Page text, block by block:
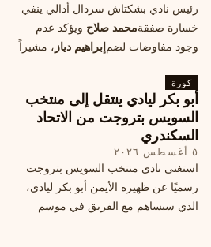
رئيس نادي بشكتاش سردال أدالي ينفي
خسارة صفقةمحمد صلاح ويؤكد عدم
وجود مفاوضات لضمإبراهيم دياز ، مشيراً
محتملة أخرى.
كورة
أبو بكر ليادي ينتقل إلى منتخب
السويس بتروجت من الاتحاد
السكندري
٥ أغسطس ٢٠٢٦
استغنى نادي منتخب السويس بتروجت
رسميًا عن ظهيره الأيمن أبو بكر ليادي،
الذي سيساهم مع الفريق في موسم